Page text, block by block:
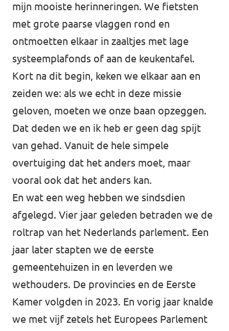
mijn mooiste herinneringen. We fietsten
met grote paarse vlaggen rond en
ontmoetten elkaar in zaaltjes met lage
systeemplafonds of aan de keukentafel.
Kort na dit begin, keken we elkaar aan en
zeiden we: als we echt in deze missie
geloven, moeten we onze baan opzeggen.
Dat deden we en ik heb er geen dag spijt
van gehad. Vanuit de hele simpele
overtuiging dat het anders moet, maar
vooral ook dat het anders kan.
En wat een weg hebben we sindsdien
afgelegd. Vier jaar geleden betraden we de
roltrap van het Nederlands parlement. Een
jaar later stapten we de eerste
gemeentehuizen in en leverden we
wethouders. De provincies en de Eerste
Kamer volgden in 2023. En vorig jaar knalde
we met vijf zetels het Europees Parlement